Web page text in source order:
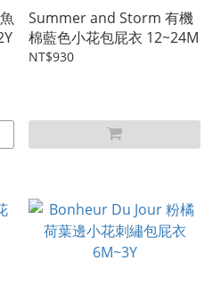
Summer and Storm 有機
棉藍色小花包屁衣 12~24M
NT$930